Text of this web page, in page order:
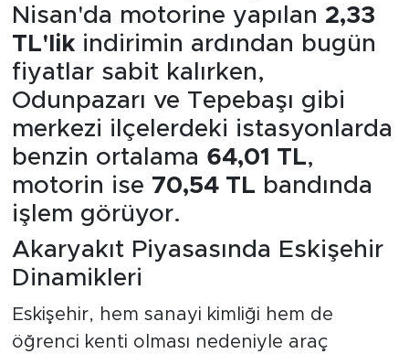
Nisan'da motorine yapılan 2,33
TL'likindirimin ardından bugün
fiyatlar sabit kalırken,
Odunpazarı ve Tepebaşı gibi
merkezi ilçelerdeki istasyonlarda
benzin ortalama 64,01 TL,
motorin ise 70,54 TL bandında
işlem görüyor.
Akaryakıt Piyasasında Eskişehir
Dinamikleri
Eskişehir, hem sanayi kimliği hem de
öğrenci kenti olması nedeniyle araç